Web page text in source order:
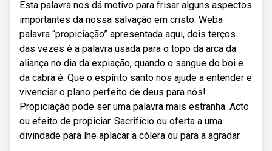
Esta palavra nos dá motivo para frisar alguns aspectos
importantes da nossa salvação em cristo: Weba
palavra “propiciação” apresentada aqui, dois terços
das vezes é a palavra usada para o topo da arca da
aliança no dia da expiação, quando o sangue do boi e
da cabra é. Que o espírito santo nos ajude a entender e
vivenciar o plano perfeito de deus para nós!
Propiciação pode ser uma palavra mais estranha. Acto
ou efeito de propiciar. Sacrifício ou oferta a uma
divindade para lhe aplacar a cólera ou para a agradar.